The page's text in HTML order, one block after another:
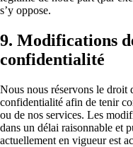
s’y oppose.
9. Modifications
confidentialité
Nous nous réservons le droit
confidentialité afin de tenir
ou de nos services. Les
dans un délai raisonnable et
actuellement en vigueur est